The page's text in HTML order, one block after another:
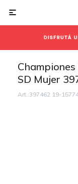

SD Mujer
397462 19-